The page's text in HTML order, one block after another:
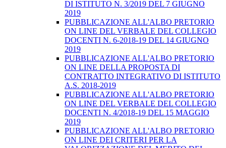
DI ISTITUTO N. 3/2019 DEL 7 GIUGNO
2019
PUBBLICAZIONE ALL'ALBO PRETORIO
ON LINE DEL VERBALE DEL COLLEGIO
DOCENTI N. 6-2018-19 DEL 14 GIUGNO
2019
PUBBLICAZIONE ALL'ALBO PRETORIO
ON LINE DELLA PROPOSTA DI
CONTRATTO INTEGRATIVO DI ISTITUTO
A.S. 2018-2019
PUBBLICAZIONE ALL'ALBO PRETORIO
ON LINE DEL VERBALE DEL COLLEGIO
DOCENTI N. 4/2018-19 DEL 15 MAGGIO
2019
PUBBLICAZIONE ALL'ALBO PRETORIO
ON LINE DEI CRITERI PER LA